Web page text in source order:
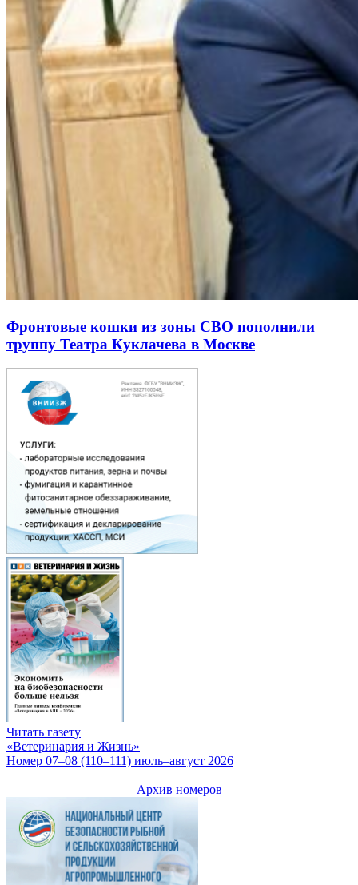
Фронтовые кошки из зоны СВО пополнили
труппу Театра Куклачева в Москве
Читать газету
«Ветеринария и Жизнь»
Номер 07–08 (110–111) июль–август 2026
Архив номеров